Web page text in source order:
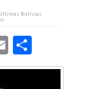
Últimas Notícias
Email